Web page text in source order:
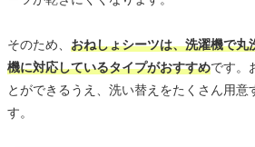
そのため、 おねしょシーツは、洗濯機で丸
機に対応しているタイプがおすすめです。
とができるうえ、洗い替えをたくさん用意
す。